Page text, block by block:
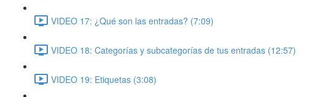
VIDEO 17: ¿Qué son las entradas? (7:09)
VIDEO 18: Categorías y subcategorías de tus entradas (12:57)
VIDEO 19: Etiquetas (3:08)